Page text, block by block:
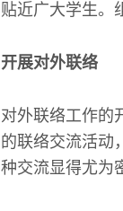
贴近广大学生。
开展对外联络
对外联络工作的
的联络交流活动
种交流显得尤为